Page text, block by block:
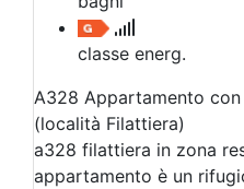
classe energ.
A328 Appartamento
(località Filattiera)
a328 filattiera in zona
appartamento è un